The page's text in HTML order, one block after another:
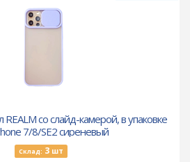
со слайд-камерой, в упаковке
7/8/SE2 сиреневый
Склад: 3 шт